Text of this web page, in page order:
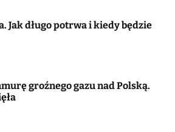
Jak długo potrwa i kiedy będzie
groźnego gazu nad Polską.